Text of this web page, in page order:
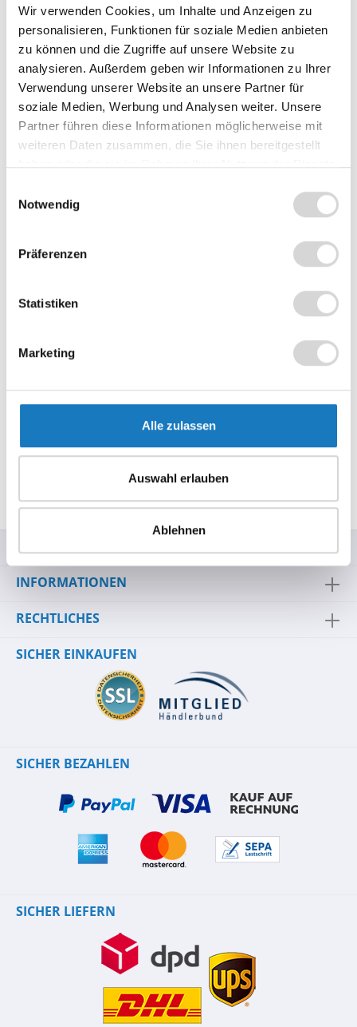
Wir verwenden Cookies, um Inhalte und Anzeigen zu
personalisieren, Funktionen für soziale Medien anbieten
zu können und die Zugriffe auf unsere Website zu
analysieren. Außerdem geben wir Informationen zu Ihrer
Verwendung unserer Website an unsere Partner für
soziale Medien, Werbung und Analysen weiter. Unsere
Partner führen diese Informationen möglicherweise mit
weiteren Daten zusammen, die Sie ihnen bereitgestellt
haben oder die sie im Rahmen Ihrer Nutzung der Dienste
Notwendig
Präferenzen
Statistiken
Marketing
Alle zulassen
Auswahl erlauben
Ablehnen
Dekodierungsfähigkeit
1D, aufrüstbar auf 2D & PDF
2D
Summe:54,95 €*
Stück
Der Honeywell Voyager 1400g ist ein innovativer Scanner,
Datenblatt
INFORMATIONEN
RECHTLICHES
SICHER EINKAUFEN
SICHER BEZAHLEN
SICHER LIEFERN